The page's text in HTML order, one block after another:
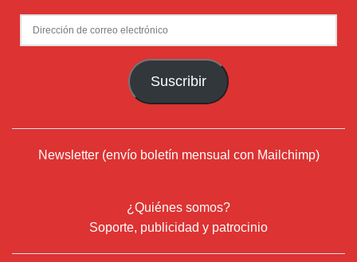
Dirección
de
Suscribir
Newsletter (envío boletín mensual con Mailchimp)
¿Quiénes somos?
Soporte, publicidad y patrocinio